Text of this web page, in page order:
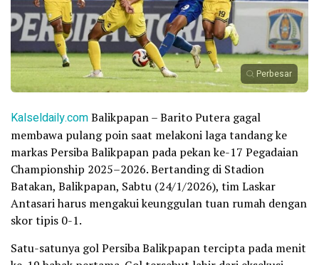
Perbesar
Kalseldaily.comBalikpapan – Barito Putera gagal
membawa pulang poin saat melakoni laga tandang ke
markas Persiba Balikpapan pada pekan ke-17 Pegadaian
Championship 2025–2026. Bertanding di Stadion
Batakan, Balikpapan, Sabtu (24/1/2026), tim Laskar
Antasari harus mengakui keunggulan tuan rumah dengan
skor tipis 0-1.
Satu-satunya gol Persiba Balikpapan tercipta pada menit